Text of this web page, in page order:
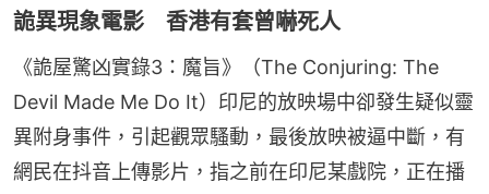
詭異現象電影 香港有套曾嚇死人
《詭屋驚凶實錄3：魔旨》（The Conjuring: The
Devil Made Me Do It）印尼的放映場中卻發生疑似靈
異附身事件，引起觀眾騷動，最後放映被逼中斷，有
網民在抖音上傳影片，指之前在印尼某戲院，正在播